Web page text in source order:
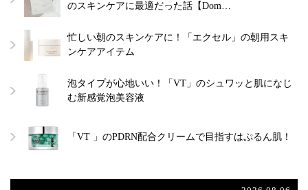
のスキンケアに最適だった話【Dom…
忙しい朝のスキンケアに！「エクセル」の朝用スキ
ンケアアイテム
泡タイプが心地いい！「VT」のシュワッと肌になじ
む新感覚泡美容液
「VT 」のPDRN配合クリームで目指すはぷるん肌！